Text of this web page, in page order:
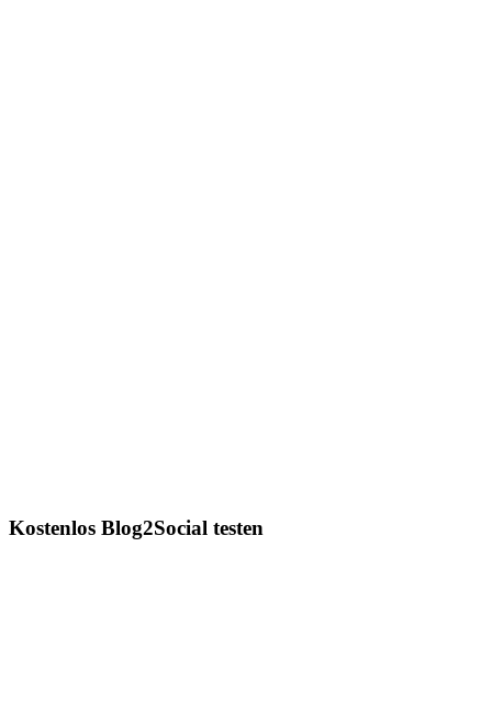
Kostenlos Blog2Social testen